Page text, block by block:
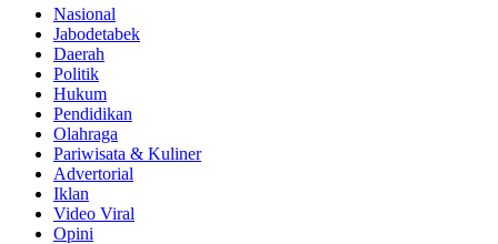
Nasional
Jabodetabek
Daerah
Politik
Hukum
Pendidikan
Olahraga
Pariwisata & Kuliner
Advertorial
Iklan
Video Viral
Opini